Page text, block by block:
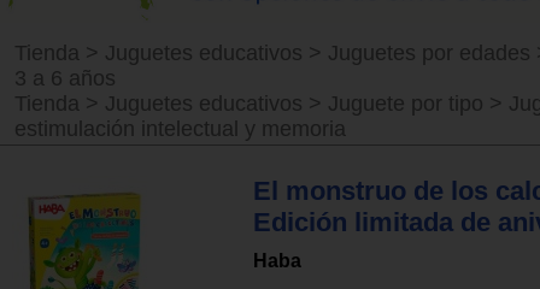
Tienda > Juguetes educativos > Juguetes por edades
3 a 6 años
Tienda > Juguetes educativos > Juguete por tipo >
estimulación intelectual y memoria
El monstruo de los
Edición limitada de
Haba